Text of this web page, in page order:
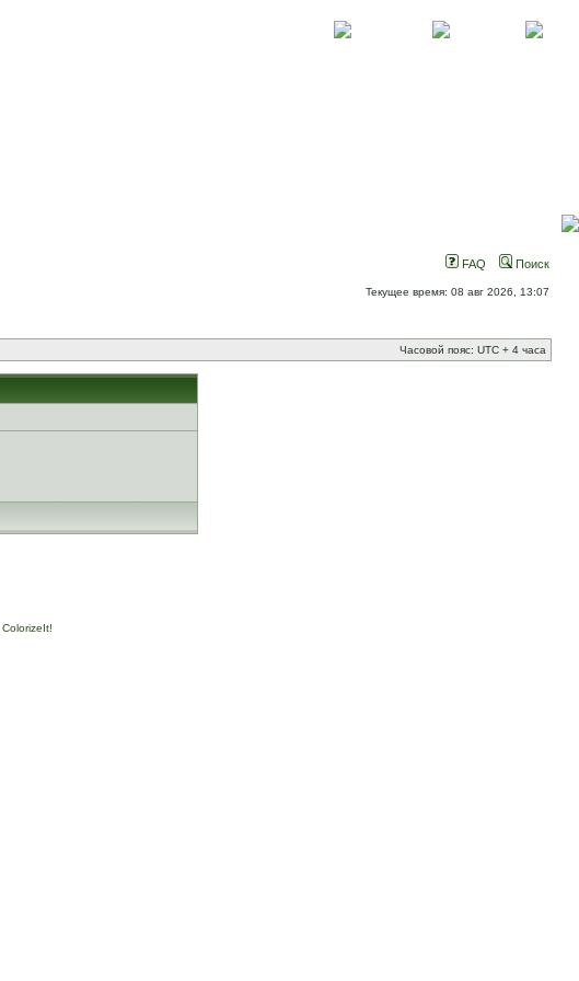
FAQ Поиск
Текущее время: 08 авг 2026, 13:07
Часовой пояс: UTC + 4 часа
ColorizeIt!